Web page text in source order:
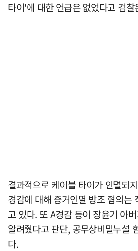
타이'에 대한 언급은 없었다고 검찰
결과적으로 케이블 타이가 인멸되
경감에 대해 증거인멸 방조 혐의는
고 있다. 또 A경감 등이 장윤기 아
알려줬다고 판단, 공무상비밀누설
다.